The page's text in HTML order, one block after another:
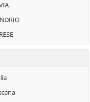
di Solto
di